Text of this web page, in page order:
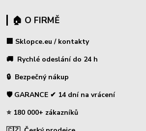
🏠 O FIRMĚ
🏢 Sklopce.eu / kontakty
🚚 Rychlé odeslání do 24 h
🔒 Bezpečný nákup
🛡️ GARANCE ✔ 14 dní na vrácení
⭐ 180 000+ zákazníků